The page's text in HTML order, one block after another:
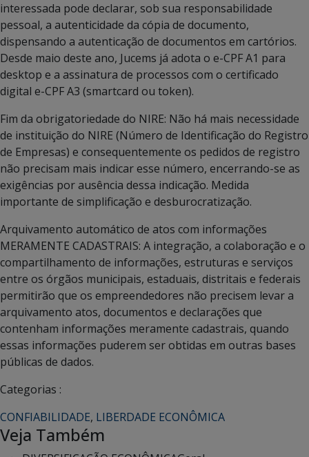
interessada pode declarar, sob sua responsabilidade
pessoal, a autenticidade da cópia de documento,
dispensando a autenticação de documentos em cartórios.
Desde maio deste ano, Jucems já adota o e-CPF A1 para
desktop e a assinatura de processos com o certificado
digital e-CPF A3 (smartcard ou token).
Fim da obrigatoriedade do NIRE: Não há mais necessidade
de instituição do NIRE (Número de Identificação do Registro
de Empresas) e consequentemente os pedidos de registro
não precisam mais indicar esse número, encerrando-se as
exigências por ausência dessa indicação. Medida
importante de simplificação e desburocratização.
Arquivamento automático de atos com informações
MERAMENTE CADASTRAIS: A integração, a colaboração e o
compartilhamento de informações, estruturas e serviços
entre os órgãos municipais, estaduais, distritais e federais
permitirão que os empreendedores não precisem levar a
arquivamento atos, documentos e declarações que
contenham informações meramente cadastrais, quando
essas informações puderem ser obtidas em outras bases
públicas de dados.
Categorias :
CONFIABILIDADE, LIBERDADE ECONÔMICA
Veja Também